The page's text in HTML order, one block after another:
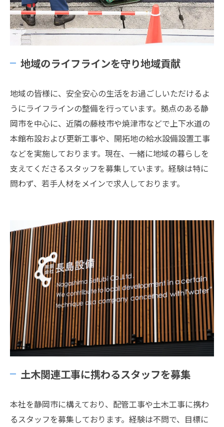
地域のライフラインを守り地域貢献
地域の皆様に、安全安心の生活をお過ごしいただけるよ
うにライフラインの整備を行っています。拠点のある静
岡市を中心に、近隣の藤枝市や焼津市などで上下水道の
本館布設および更新工事や、開拓地の給水設備設置工事
などを実施しております。現在、一緒に地域の暮らしを
支えてくださるスタッフを募集しています。経験は特に
問わず、若手人材をメインで求人しております。
土木関連工事に携わるスタッフを募集
本社を静岡市に構えており、配管工事や土木工事に携わ
るスタッフを募集しております。経験は不問で、目標に